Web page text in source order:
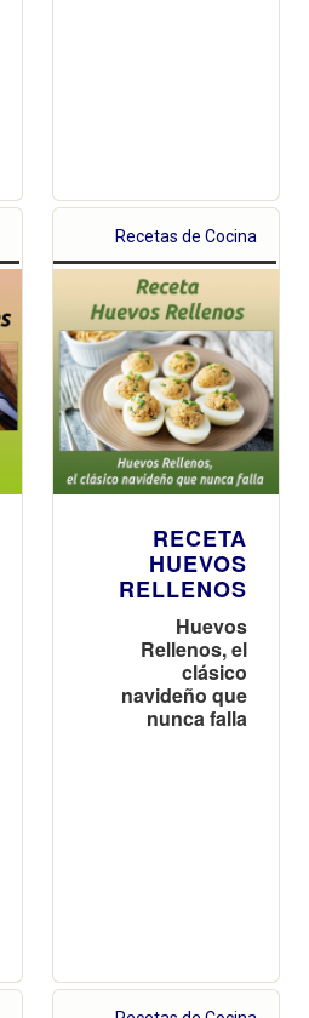
Recetas de Cocina
RECETA
HUEVOS
RELLENOS
Huevos
Rellenos, el
clásico
navideño que
nunca falla